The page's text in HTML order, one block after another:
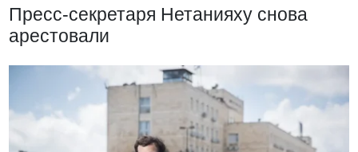
Пресс-секретаря Нетанияху снова
арестовали